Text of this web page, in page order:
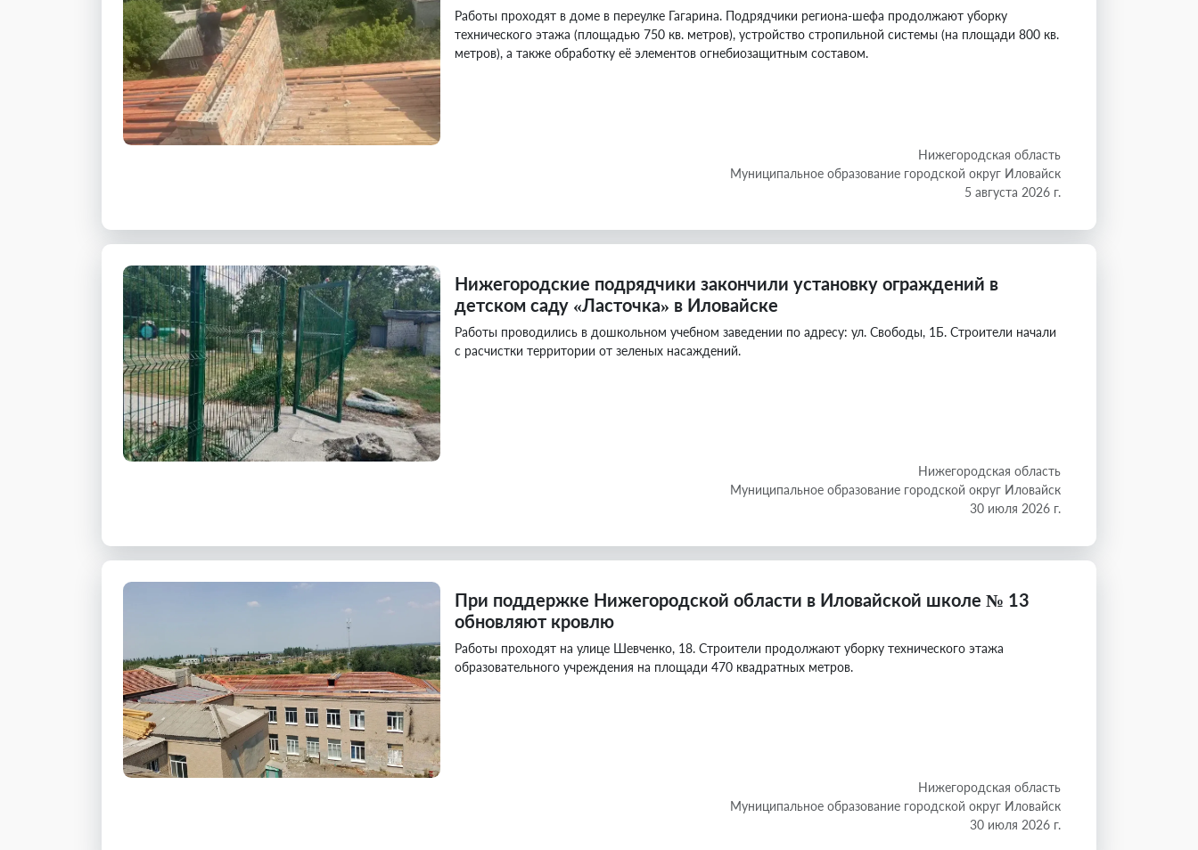
Работы проходят в доме в переулке Гагарина. Подрядчики региона-шефа продолжают уборку
технического этажа (площадью 750 кв. метров), устройство стропильной системы (на площади 800 кв.
метров), а также обработку её элементов огнебиозащитным составом.
Нижегородская область
Муниципальное образование городской округ Иловайск
5 августа 2026 г.
Нижегородские подрядчики закончили установку ограждений в
детском саду «Ласточка» в Иловайске
Работы проводились в дошкольном учебном заведении по адресу: ул. Свободы, 1Б. Строители начали
с расчистки территории от зеленых насаждений.
Нижегородская область
Муниципальное образование городской округ Иловайск
30 июля 2026 г.
При поддержке Нижегородской области в Иловайской школе № 13
обновляют кровлю
Работы проходят на улице Шевченко, 18. Строители продолжают уборку технического этажа
образовательного учреждения на площади 470 квадратных метров.
Нижегородская область
Муниципальное образование городской округ Иловайск
30 июля 2026 г.